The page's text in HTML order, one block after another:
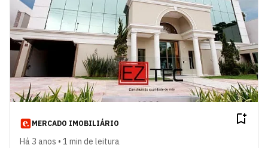
MERCADO IMOBILIÁRIO
Há 3 anos • 1 min de leitura